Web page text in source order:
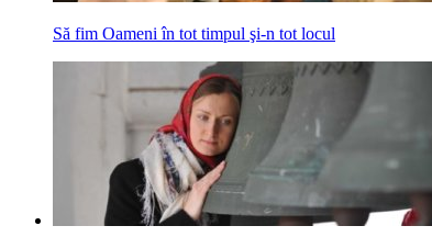
Să fim Oameni în tot timpul şi-n tot locul